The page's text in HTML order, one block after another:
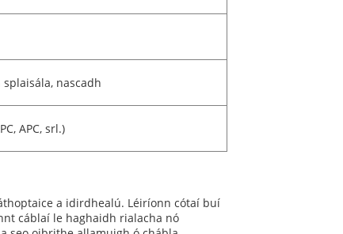
nascadh
APC, srl.)
a idirdhealú. Léiríonn cótaí buí
cáblaí le haghaidh rialacha nó